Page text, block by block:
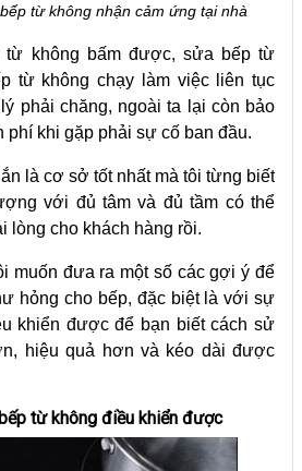
từ không nhận cảm ứng tại nhà
từ không bấm được, sửa bếp từ
từ không chạy làm việc liên tục
phải chăng, ngoài ta lại còn bảo
phí khi gặp phải sự cố ban đầu.
là cơ sở tốt nhất mà tôi từng biết
với đủ tâm và đủ tầm có thể
lòng cho khách hàng rồi.
muốn đưa ra một số các gợi ý để
hỏng cho bếp, đặc biệt là với sự
khiển được để bạn biết cách sử
hiệu quả hơn và kéo dài được
từ không điều khiển được